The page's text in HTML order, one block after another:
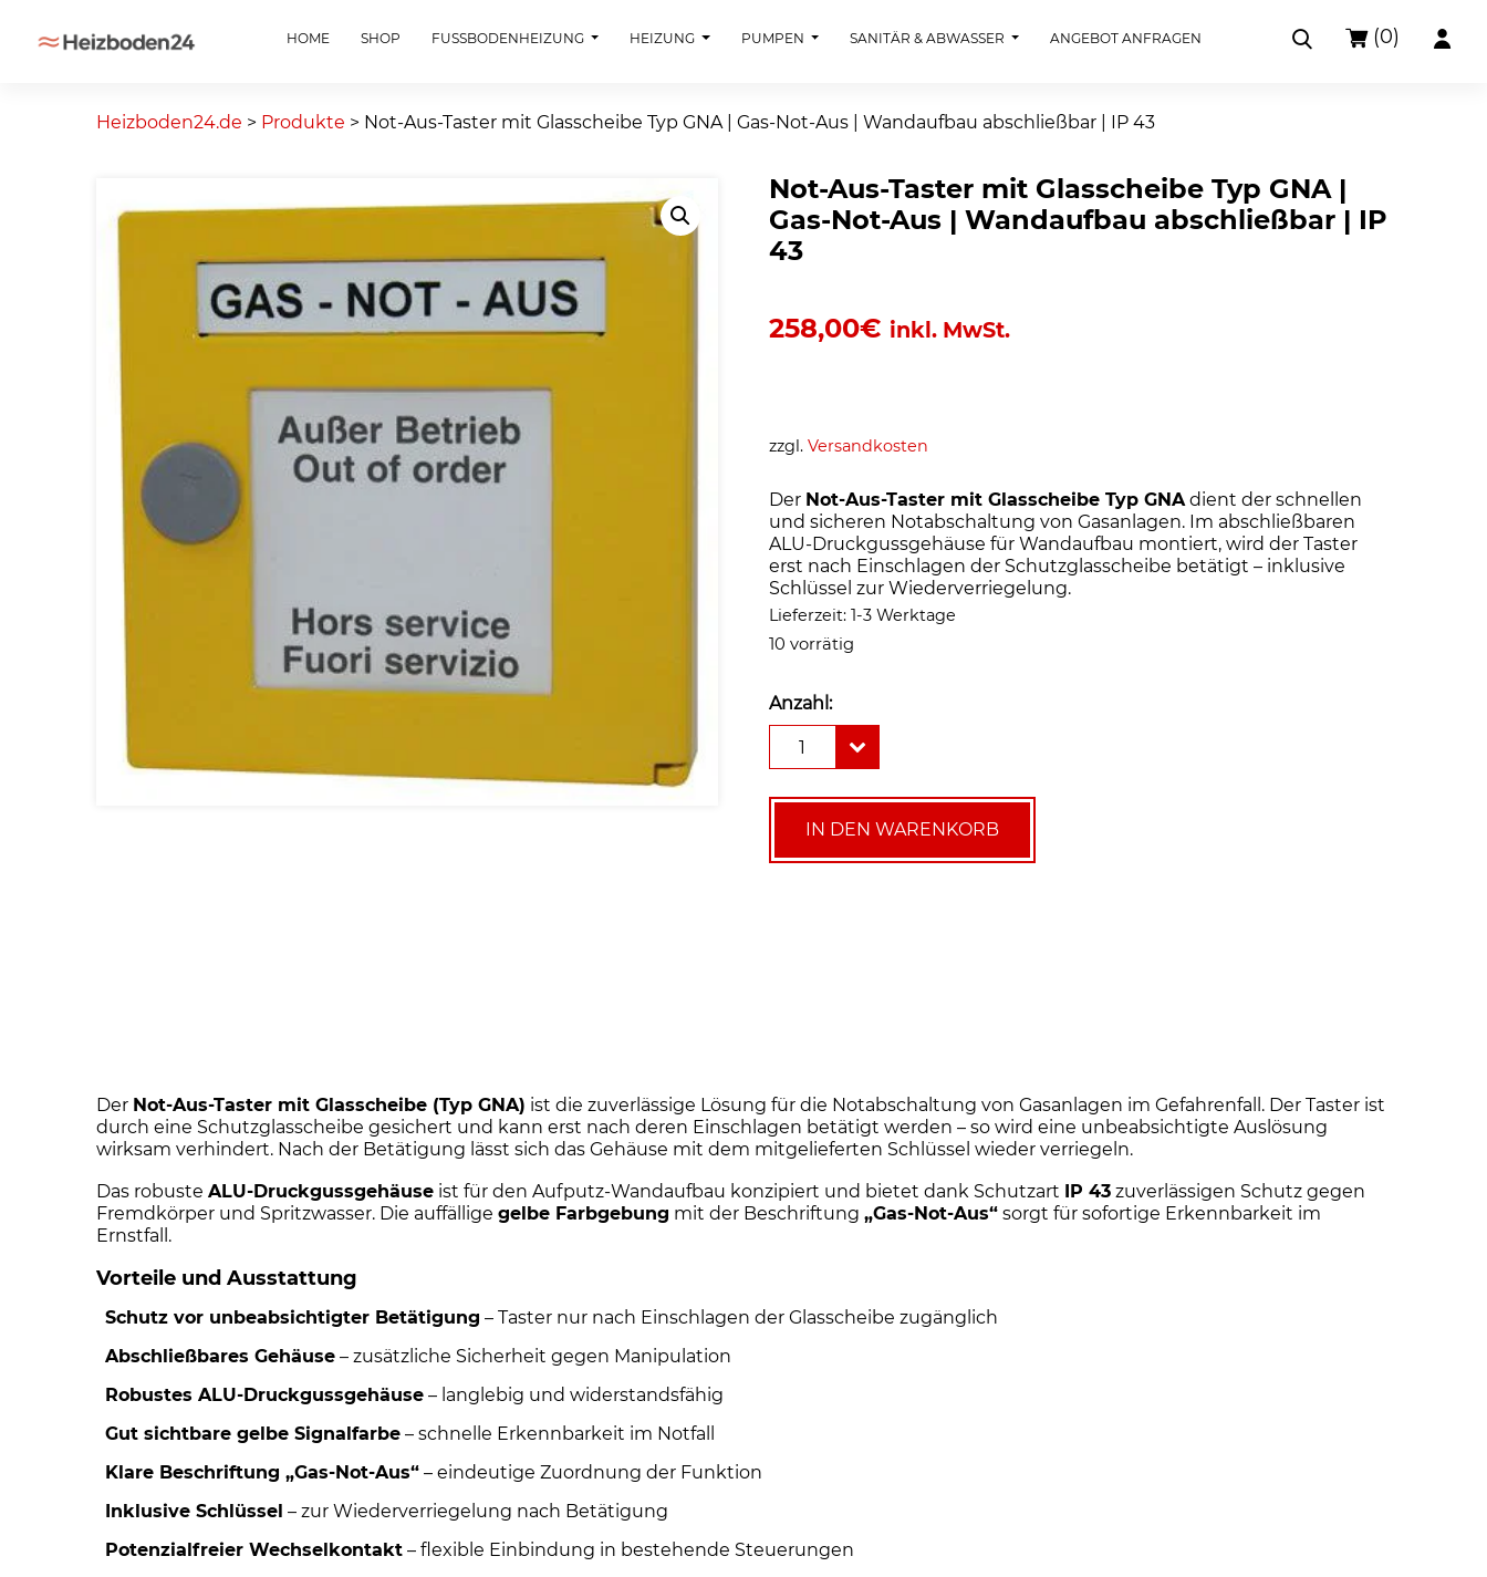
HOME SHOP FUSSBODENHEIZUNG HEIZUNG PUMPEN SANITÄR & ABWASSER ANGEBOT ANFRAGEN (0)
Heizboden24.de > Produkte > Not-Aus-Taster mit Glasscheibe Typ GNA | Gas-Not-Aus | Wandaufbau abschließbar | IP 43
Not-Aus-Taster mit Glasscheibe Typ GNA |
Gas-Not-Aus | Wandaufbau abschließbar | IP
43
258,00€ inkl. MwSt.
zzgl.Versandkosten
Der Not-Aus-Taster mit Glasscheibe Typ GNAdient der schnellen
und sicheren Notabschaltung von Gasanlagen. Im abschließbaren
ALU-Druckgussgehäuse für Wandaufbau montiert, wird der Taster
erst nach Einschlagen der Schutzglasscheibe betätigt – inklusive
Schlüssel zur Wiederverriegelung.
Lieferzeit:1-3 Werktage
10 vorrätig
Anzahl:
Aus-
mit
Glasscheibe
GNA
Menge
1
IN DEN WARENKORB
Der Not-Aus-Taster mit Glasscheibe (Typ GNA) ist die zuverlässige Lösung für die Notabschaltung von Gasanlagen im Gefahrenfall. Der Taster ist
durch eine Schutzglasscheibe gesichert und kann erst nach deren Einschlagen betätigt werden – so wird eine unbeabsichtigte Auslösung
wirksam verhindert. Nach der Betätigung lässt sich das Gehäuse mit dem mitgelieferten Schlüssel wieder verriegeln.
Das robuste ALU-Druckgussgehäuse ist für den Aufputz-Wandaufbau konzipiert und bietet dank Schutzart IP 43 zuverlässigen Schutz gegen
Fremdkörper und Spritzwasser. Die auffällige gelbe Farbgebung mit der Beschriftung „Gas-Not-Aus“ sorgt für sofortige Erkennbarkeit im
Ernstfall.
Vorteile und Ausstattung
Schutz vor unbeabsichtigter Betätigung – Taster nur nach Einschlagen der Glasscheibe zugänglich
Abschließbares Gehäuse – zusätzliche Sicherheit gegen Manipulation
Robustes ALU-Druckgussgehäuse – langlebig und widerstandsfähig
Gut sichtbare gelbe Signalfarbe – schnelle Erkennbarkeit im Notfall
Klare Beschriftung „Gas-Not-Aus“ – eindeutige Zuordnung der Funktion
Inklusive Schlüssel – zur Wiederverriegelung nach Betätigung
Potenzialfreier Wechselkontakt – flexible Einbindung in bestehende Steuerungen